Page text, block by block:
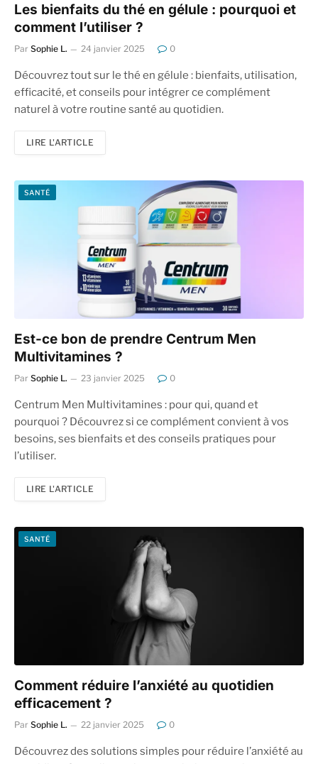
Les bienfaits du thé en gélule : pourquoi et
comment l’utiliser ?
Par Sophie L. 24 janvier 2025 0
Découvrez tout sur le thé en gélule : bienfaits, utilisation,
efficacité, et conseils pour intégrer ce complément
naturel à votre routine santé au quotidien.
LIRE L'ARTICLE
SANTÉ
Est-ce bon de prendre Centrum Men
Multivitamines ?
Par Sophie L. 23 janvier 2025 0
Centrum Men Multivitamines : pour qui, quand et
pourquoi ? Découvrez si ce complément convient à vos
besoins, ses bienfaits et des conseils pratiques pour
l’utiliser.
LIRE L'ARTICLE
SANTÉ
Comment réduire l’anxiété au quotidien
efficacement ?
Par Sophie L. 22 janvier 2025 0
Découvrez des solutions simples pour réduire l’anxiété au